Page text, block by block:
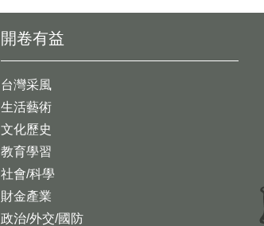
開卷有益
台灣采風
生活藝術
文化歷史
教育學習
社會/科學
財金產業
政治/外交/國防